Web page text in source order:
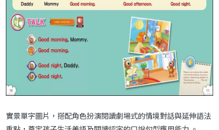
實景單字圖片，搭配角色扮演閱讀劇場式的情境對話與延伸語法